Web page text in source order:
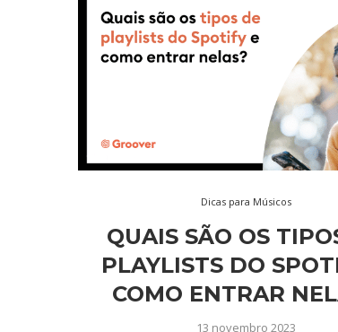
Dicas para Músicos
QUAIS SÃO OS
PLAYLISTS DO
COMO ENTRAR
13 novembro 2023